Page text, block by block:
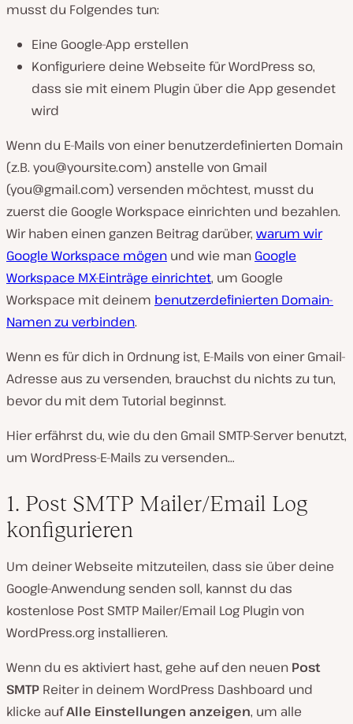
musst du Folgendes tun:
Eine Google-App erstellen
Konfiguriere deine Webseite für WordPress so,
dass sie mit einem Plugin über die App gesendet
wird
Wenn du E-Mails von einer benutzerdefinierten Domain
(z.B. you@yoursite.com) anstelle von Gmail
(you@gmail.com) versenden möchtest, musst du
zuerst die Google Workspace einrichten und bezahlen.
Wir haben einen ganzen Beitrag darüber, warum wir
Google Workspace mögen und wie man Google
Workspace MX-Einträge einrichtet, um Google
Workspace mit deinem benutzerdefinierten Domain-
Namen zu verbinden.
Wenn es für dich in Ordnung ist, E-Mails von einer Gmail-
Adresse aus zu versenden, brauchst du nichts zu tun,
bevor du mit dem Tutorial beginnst.
Hier erfährst du, wie du den Gmail SMTP-Server benutzt,
um WordPress-E-Mails zu versenden…
1. Post SMTP Mailer/Email Log
konfigurieren
Um deiner Webseite mitzuteilen, dass sie über deine
Google-Anwendung senden soll, kannst du das
kostenlose Post SMTP Mailer/Email Log Plugin von
WordPress.org installieren.
Wenn du es aktiviert hast, gehe auf den neuen Post
SMTP Reiter in deinem WordPress Dashboard und
klicke aufAlle Einstellungen anzeigen, um alle